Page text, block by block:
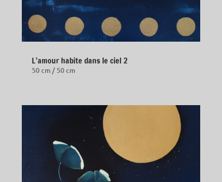
L’amour habite dans le ciel 2
50 cm / 50 cm